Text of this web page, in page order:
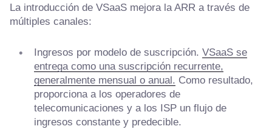
La introducción de VSaaS mejora la ARR a través de
múltiples canales:
Ingresos por modelo de suscripción. VSaaS se
entrega como una suscripción recurrente,
generalmente mensual o anual. Como resultado,
proporciona a los operadores de
telecomunicaciones y a los ISP un flujo de
ingresos constante y predecible.